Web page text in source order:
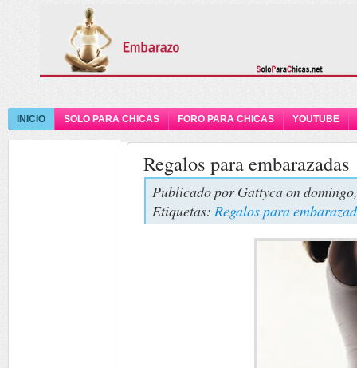
INICIO SOLO PARA CHICAS FORO PARA CHICAS YOUTUBE
Regalos para embarazadas
Publicado porGattycaon
Etiquetas: Regalos para